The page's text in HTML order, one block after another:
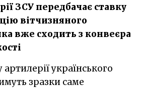
ЗСУ передбачає ставку
вітчизняного
вже сходить з конвеєра
зразки саме